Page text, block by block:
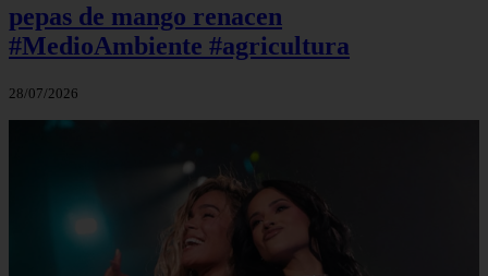
pepas de mango renacen
#MedioAmbiente #agricultura
28/07/2026